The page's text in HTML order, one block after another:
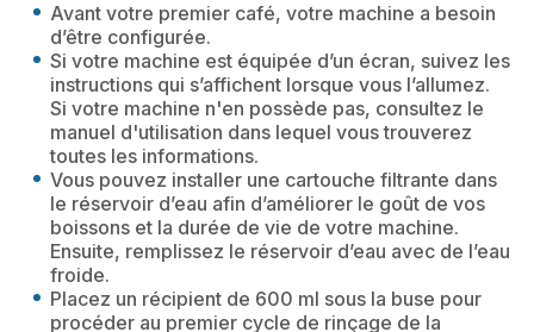
Avant votre premier café, votre machine a besoin
d’être configurée.
Si votre machine est équipée d’un écran, suivez les
instructions qui s’affichent lorsque vous l’allumez.
Si votre machine n'en possède pas, consultez le
manuel d'utilisation dans lequel vous trouverez
toutes les informations.
Vous pouvez installer une cartouche filtrante dans
le réservoir d’eau afin d’améliorer le goût de vos
boissons et la durée de vie de votre machine.
Ensuite, remplissez le réservoir d’eau avec de l’eau
froide.
Placez un récipient de 600 ml sous la buse pour
procéder au premier cycle de rinçage de la